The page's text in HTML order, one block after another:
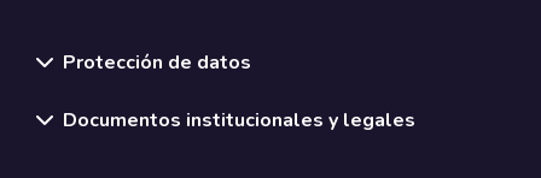
Protección de datos
Documentos institucionales y legales